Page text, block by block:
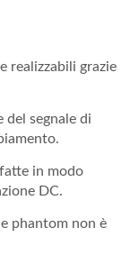
realizzabili grazie
del segnale di
in modo
DC.
phantom non è